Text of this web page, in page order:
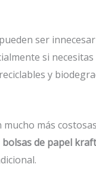
ser
si
y
más
bolsas de papel kraft